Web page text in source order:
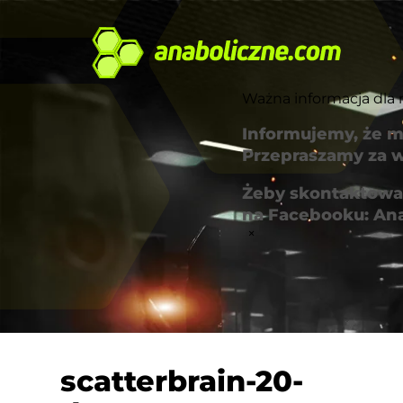
scatterbrain-20-
Ważna informacja dla
Informujemy, że
Przepraszamy za
Żeby
na Facebooku:
×